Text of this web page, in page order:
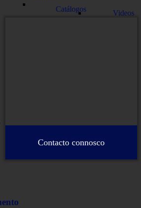
Catálogos
Videos
Contacto connosco